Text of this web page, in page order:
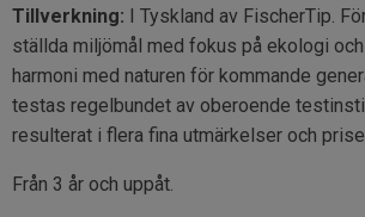
Tillverkning: I Tyskland av FischerTip.
ställda miljömål med fokus på ekologi
harmoni med naturen för kommande
testas regelbundet av oberoende
resulterat i flera fina utmärkelser och
Från 3 år och uppåt.